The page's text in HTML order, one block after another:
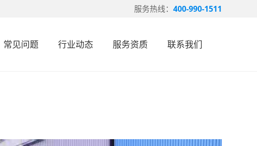
服务热线： 400-990-1511
常见问题 行业动态 服务资质 联系我们